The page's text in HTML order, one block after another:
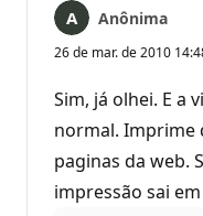
Anônima
26 de mar. de 2010
Sim, já olhei. E a
normal. Imprime
paginas da web.
impressão sai